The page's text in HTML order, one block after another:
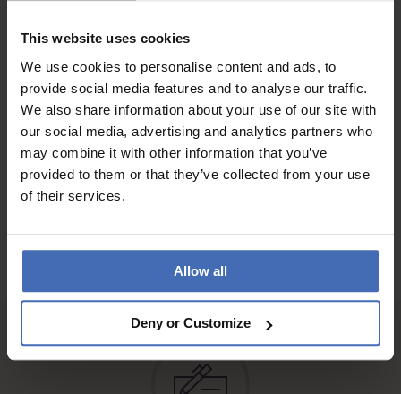
This website uses cookies
We use cookies to personalise content and ads, to
provide social media features and to analyse our traffic.
We also share information about your use of our site with
our social media, advertising and analytics partners who
may combine it with other information that you’ve
provided to them or that they’ve collected from your use
of their services.
Allow all
Deny or Customize
QUALITÉ
Sehr edel,wunderschöne Qualität!
AUX AVIS DES CLIENTS